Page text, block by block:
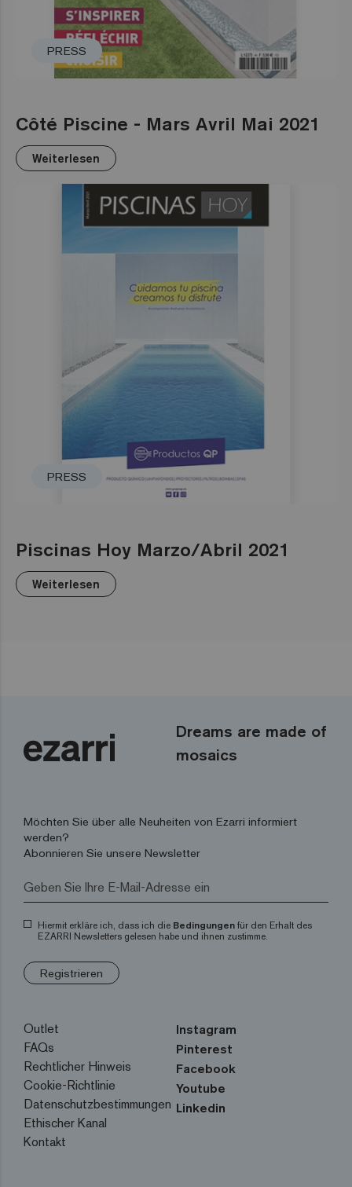
PRESS
Côté Piscine - Mars Avril Mai 2021
Weiterlesen
PRESS
Piscinas Hoy Marzo/Abril 2021
Weiterlesen
Dreams are made of
mosaics
Möchten Sie über alle Neuheiten von Ezarri informiert
werden?
Abonnieren Sie unsere Newsletter
Hiermit erkläre ich, dass ich die Bedingungen für den Erhalt des
EZARRI Newsletters gelesen habe und ihnen zustimme.
Registrieren
Outlet
FAQs
Rechtlicher Hinweis
Cookie-Richtlinie
Datenschutzbestimmungen
Ethischer Kanal
Kontakt
Instagram
Pinterest
Facebook
Youtube
Linkedin